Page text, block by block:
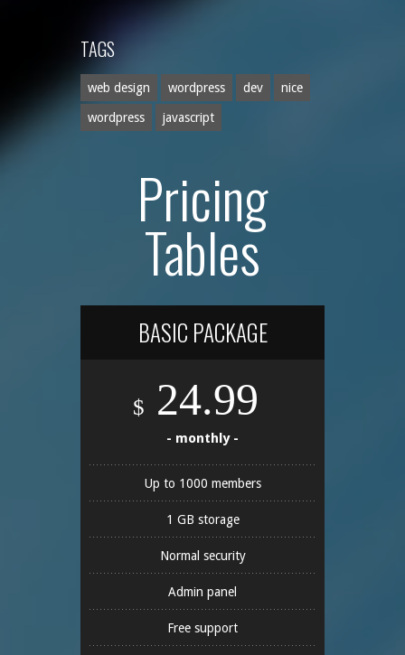
TAGS
web design wordpress dev nice
wordpress javascript
Pricing
Tables
BASIC PACKAGE
$ 24.99
- monthly -
Up to 1000 members
1 GB storage
Normal security
Admin panel
Free support